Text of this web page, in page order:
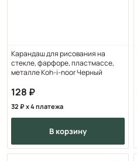
Карандаш для рисования на
стекле, фарфоре, пластмассе,
металле Koh-i-noor Черный
128
32 x 4 платежа
в корзину